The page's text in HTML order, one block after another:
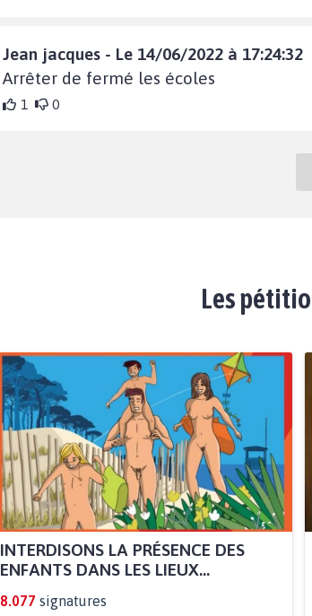
Jean jacques - Le 14/06/2022 à 17:24:32
Arrêter de fermé les écoles
1 0
Les
INTERDISONS LA PRÉSENCE DES
ENFANTS DANS LES LIEUX...
8.077 signatures